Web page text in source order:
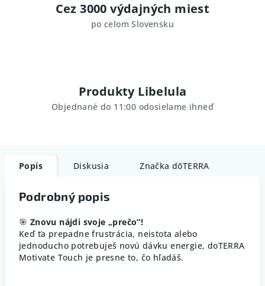
Cez 3000 výdajných miest
po celom Slovensku
Produkty Libelula
Objednané do 11:00 odosielame ihneď
Popis Diskusia Značka dōTERRA
Podrobný popis
🎯 Znovu nájdi svoje „prečo“!
Keď ťa prepadne frustrácia, neistota alebo
jednoducho potrebuješ novú dávku energie, doTERRA
Motivate Touch je presne to, čo hľadáš.